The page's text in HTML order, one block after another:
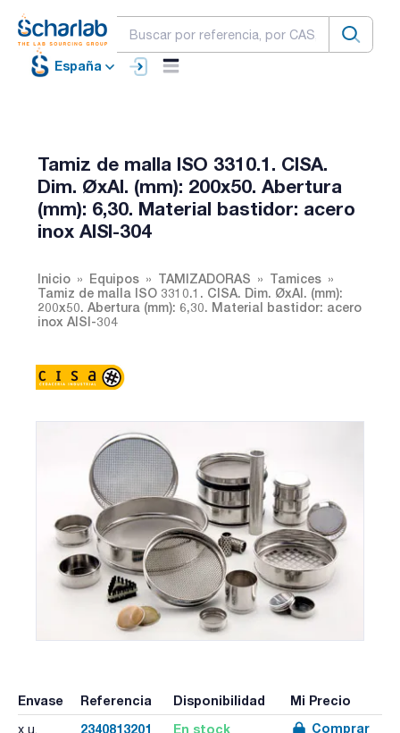
España
Tamiz de malla ISO 3310.1. CISA.
Dim. ØxAl. (mm): 200x50. Abertura
(mm): 6,30. Material bastidor: acero
inox AISI-304
Inicio Equipos TAMIZADORAS
Tamices
Tamiz de malla ISO 3310.1. CISA. Dim. ØxAl. (mm):
200x50. Abertura (mm): 6,30. Material bastidor: acero
inox AISI-304
Envase Referencia Disponibilidad Mi Precio
x u. 2340813201 En stock Comprar